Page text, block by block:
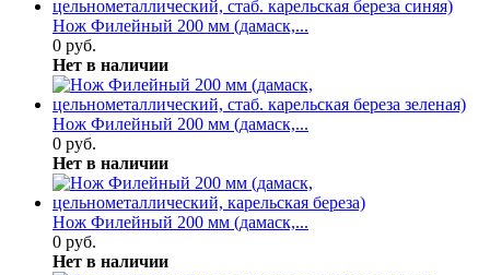
Нож Филейный 200 мм (дамаск,...
0 руб.
Нет в наличии
Нож Филейный 200 мм (дамаск,...
0 руб.
Нет в наличии
Нож Филейный 200 мм (дамаск,...
0 руб.
Нет в наличии